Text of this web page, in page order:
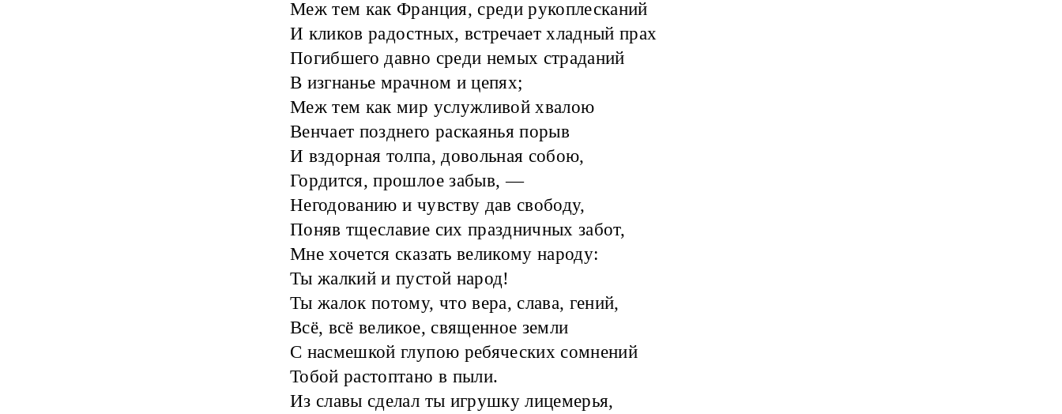
Меж тем как Франция, среди рукоплесканий
И кликов радостных, встречает хладный прах
Погибшего давно среди немых страданий
В изгнанье мрачном и цепях;
Меж тем как мир услужливой хвалою
Венчает позднего раскаянья порыв
И вздорная толпа, довольная собою,
Гордится, прошлое забыв, —
Негодованию и чувству дав свободу,
Поняв тщеславие сих праздничных забот,
Мне хочется сказать великому народу:
Ты жалкий и пустой народ!
Ты жалок потому, что вера, слава, гений,
Всё, всё великое, священное земли
С насмешкой глупою ребяческих сомнений
Тобой растоптано в пыли.
Из славы сделал ты игрушку лицемерья,